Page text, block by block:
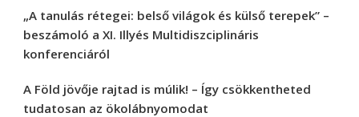
„A tanulás rétegei: belső világok és külső terepek” –
beszámoló a XI. Illyés Multidiszciplináris
konferenciáról
A Föld jövője rajtad is múlik! – Így csökkentheted
tudatosan az ökolábnyomodat